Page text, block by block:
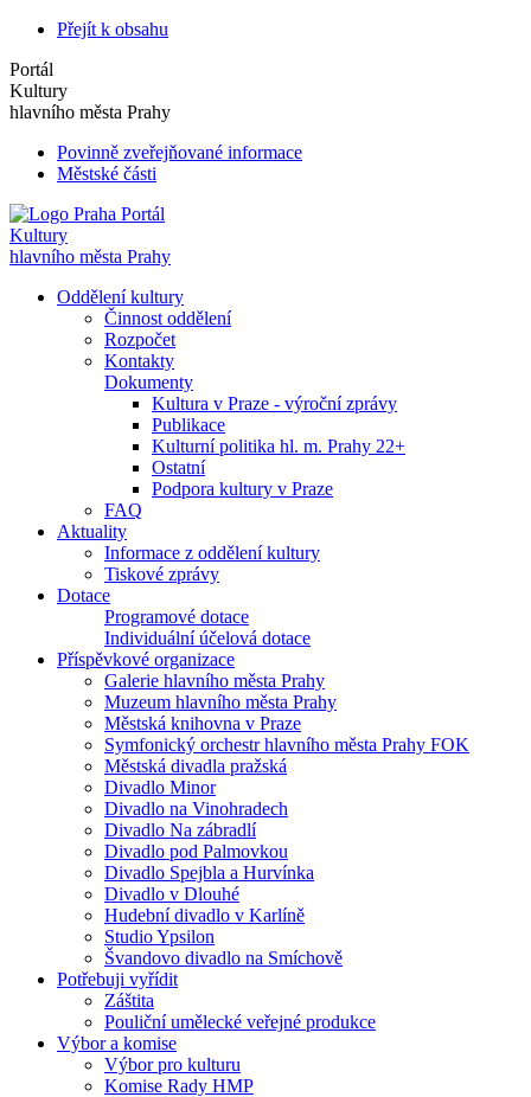
Přejít k obsahu
Portál
Kultury
hlavního města Prahy
Povinně zveřejňované informace
Městské části
Portál
Kultury
hlavního města Prahy
Oddělení kultury
Činnost oddělení
Rozpočet
Kontakty
Dokumenty
Kultura v Praze - výroční zprávy
Publikace
Kulturní politika hl. m. Prahy 22+
Ostatní
Podpora kultury v Praze
FAQ
Aktuality
Informace z oddělení kultury
Tiskové zprávy
Dotace
Programové dotace
Individuální účelová dotace
Příspěvkové organizace
Galerie hlavního města Prahy
Muzeum hlavního města Prahy
Městská knihovna v Praze
Symfonický orchestr hlavního města Prahy FOK
Městská divadla pražská
Divadlo Minor
Divadlo na Vinohradech
Divadlo Na zábradlí
Divadlo pod Palmovkou
Divadlo Spejbla a Hurvínka
Divadlo v Dlouhé
Hudební divadlo v Karlíně
Studio Ypsilon
Švandovo divadlo na Smíchově
Potřebuji vyřídit
Záštita
Pouliční umělecké veřejné produkce
Výbor a komise
Výbor pro kulturu
Komise Rady HMP